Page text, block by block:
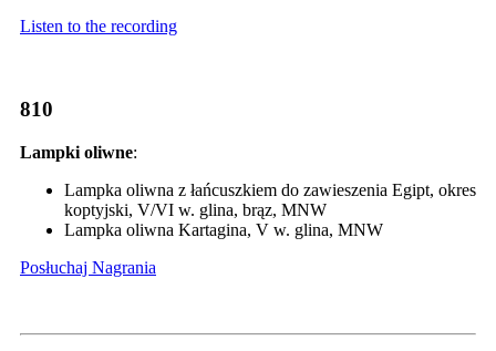
Listen to the recording
810
Lampki oliwne:
Lampka oliwna z łańcuszkiem do zawieszenia Egipt, okres
koptyjski, V/VI w. glina, brąz, MNW
Lampka oliwna Kartagina, V w. glina, MNW
Posłuchaj Nagrania